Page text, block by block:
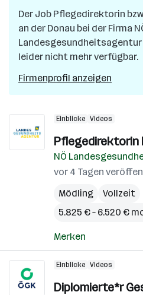
Der Job Pflegedirektorin
an der Donau bei der Firma
Landesgesundheitsagentur
leider nicht mehr verfügbar.
Firmenprofil anzeigen
Einblicke Videos
Pflegedirektorin
NÖ
vor 4 Tagen
Mödling
Vollzeit
5.825 € – 6.520 €
Merken
Einblicke Videos
Diplomierte*r